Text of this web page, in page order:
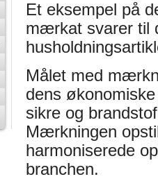
Et eksempel på
mærkat svarer til
Målet med
dens
sikre og
Mærkningen
harmoniserede
branchen.